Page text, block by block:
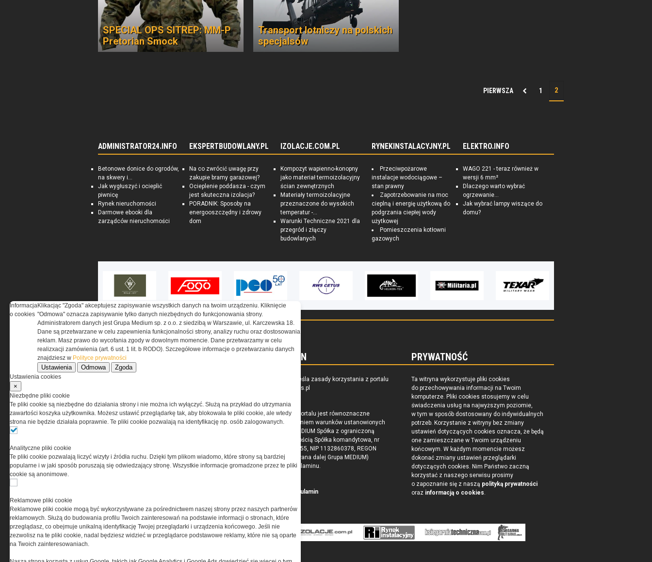
SPECIAL OPS SITREP: MM-P
Pretorian Smock
Transport lotniczy na polskich
specjalsów
PIERWSZA 1
ADMINISTRATOR24.INFO
Betonowe donice do ogrodów,
na skwery i...
Jak wygłuszyć i ocieplić
piwnicę
Rynek nieruchomości
Darmowe ebooki dla
zarządców nieruchomości
EKSPERTBUDOWLANY.PL
Na co zwrócić uwagę przy
zakupie bramy garażowej?
Ocieplenie poddasza - czym
jest skuteczna izolacja?
PORADNIK: Sposoby na
energooszczędny i zdrowy
dom
IZOLACJE.COM.PL
Kompozyt wapienno-konopny
jako materiał termoizolacyjny
ścian zewnętrznych
Materiały termoizolacyjne
przeznaczone do wysokich
temperatur -...
Warunki Techniczne 2021 dla
przegród i złączy
budowlanych
RYNEKINSTALACYJNY.PL
Przeciwpożarowe
instalacje wodociągowe –
stan prawny
Zapotrzebowanie na moc
cieplną i energię użytkową do
podgrzania ciepłej wody
użytkowej
Pomieszczenia kotłowni
gazowych
ELEKTRO.INFO
WAGO 221 - teraz również w
wersji 6 mm²
Dlaczego warto wybrać
ogrzewanie...
Jak wybrać lampy wiszące do
domu?
O NAS
i na świecie.
REGULAMIN
Regulamin określa zasady korzystania z portalu
www.special-ops.pl
Korzystanie z portalu jest równoznaczne
z zaakceptowaniem warunków ustanowionych
przez Grupa MEDIUM Spółka z ograniczoną
odpowiedzialnością Spółka komandytowa, nr
KRS: 0000537655, NIP 1132860378, REGON
146393437 (zwana dalej Grupa MEDIUM)
w postaci Regulaminu.
Przeczytaj regulamin
PRYWATNOŚĆ
Ta witryna wykorzystuje pliki cookies
do przechowywania informacji na Twoim
komputerze. Pliki cookies stosujemy w celu
świadczenia usług na najwyższym poziomie,
w tym w sposób dostosowany do indywidualnych
potrzeb. Korzystanie z witryny bez zmiany
ustawień dotyczących cookies oznacza, że będą
one zamieszczane w Twoim urządzeniu
końcowym. W każdym momencie możesz
dokonać zmiany ustawień przeglądarki
dotyczących cookies. Nim Państwo zaczną
korzystać z naszego serwisu prosimy
o zapoznanie się z naszą polityką prywatności
oraz informacją o cookies.
Informacja
o cookies
Klikacjąc "Zgoda" akceptujesz zapisywanie wszystkich danych na twoim urządzeniu. Kliknięcie
"Odmowa" oznacza zapisywanie tylko danych niezbędnych do funkcjonowania strony.
Administratorem danych jest Grupa Medium sp. z o.o. z siedzibą w Warszawie, ul. Karczewska 18.
Dane są przetwarzane w celu zapewnienia funkcjonalności strony, analizy ruchu oraz dostosowania
reklam. Masz prawo do wycofania zgody w dowolnym momencie. Dane przetwarzamy w celu
realizxacji zamówienia (art. 6 ust. 1 lit. b RODO). Szczegółowe informacje o przetwarzaniu danych
znajdziesz w Polityce prywatności
Ustawienia Odmowa Zgoda
Ustawienia cookies
×
Niezbędne pliki cookie
Te pliki cookie są niezbędne do działania strony i nie można ich wyłączyć. Służą na przykład do utrzymania
zawartości koszyka użytkownika. Możesz ustawić przeglądarkę tak, aby blokowała te pliki cookie, ale wtedy
strona nie będzie działała poprawnie. Te pliki cookie pozwalają na identyfikację np. osób zalogowanych.
Analityczne pliki cookie
Te pliki cookie pozwalają liczyć wizyty i źródła ruchu. Dzięki tym plikom wiadomo, które strony są bardziej
popularne i w jaki sposób poruszają się odwiedzający stronę. Wszystkie informacje gromadzone przez te pliki
cookie są anonimowe.
Reklamowe pliki cookie
Reklamowe pliki cookie mogą być wykorzystywane za pośrednictwem naszej strony przez naszych partnerów
reklamowych. Służą do budowania profilu Twoich zainteresowań na podstawie informacji o stronach, które
przeglądasz, co obejmuje unikalną identyfikację Twojej przeglądarki i urządzenia końcowego. Jeśli nie
zezwolisz na te pliki cookie, nadal będziesz widzieć w przeglądarce podstawowe reklamy, które nie są oparte
na Twoich zainteresowaniach.